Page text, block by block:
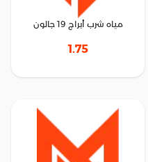
مياه شرب أبراج 19 جالون
1.75